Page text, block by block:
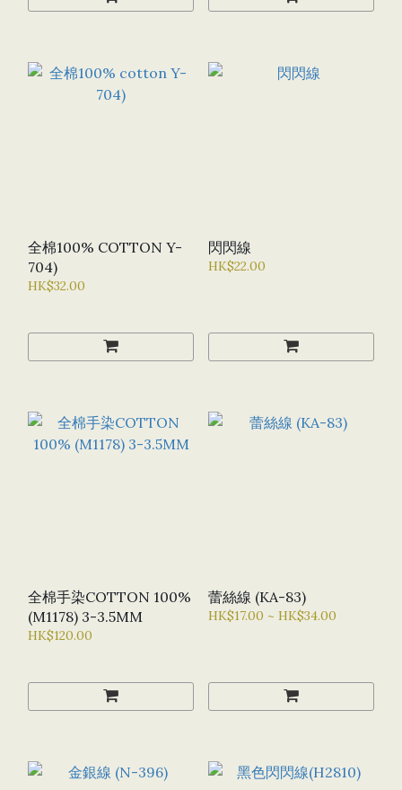
全棉100% COTTON Y-
704)
HK$32.00
閃閃線
HK$22.00
全棉手染COTTON 100%
(M1178) 3-3.5MM
HK$120.00
蕾絲線 (KA-83)
HK$17.00 ~ HK$34.00